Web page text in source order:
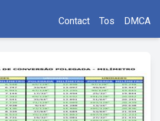
Contact Tos DMCA